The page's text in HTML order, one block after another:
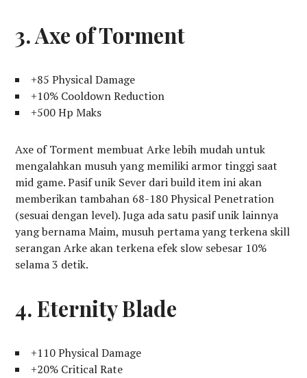
3. Axe of Torment
+85 Physical Damage
+10% Cooldown Reduction
+500 Hp Maks
Axe of Torment membuat Arke lebih mudah untuk
mengalahkan musuh yang memiliki armor tinggi saat
mid game. Pasif unik Sever dari build item ini akan
memberikan tambahan 68-180 Physical Penetration
(sesuai dengan level). Juga ada satu pasif unik lainnya
yang bernama Maim, musuh pertama yang terkena skill
serangan Arke akan terkena efek slow sebesar 10%
selama 3 detik.
4. Eternity Blade
+110 Physical Damage
+20% Critical Rate